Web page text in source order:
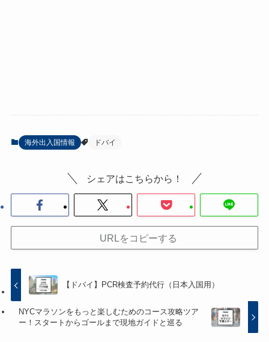
海外出入国情報 ドバイ
シェアはこちらから！
URLをコピーする
【ドバイ】PCR検査予約代行（日本入国用）
NYCマラソンをもっと楽しむためのコース攻略ツア
ー！スタートからゴールまで現地ガイドと巡る